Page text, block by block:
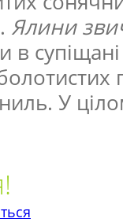
Ялини
супіщані
У